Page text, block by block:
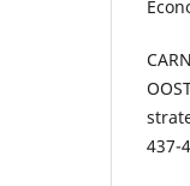
437-